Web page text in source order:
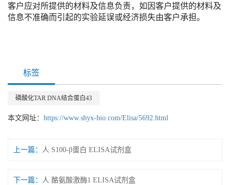
客户应对所提供的材料及信息负责，如因客户提供的材料及
信息不准确而引起的实验延误或经济损失由客户承担。
标签
磷酸化TAR DNA结合蛋白43
本文网址： https://www.shyx-bio.com/Elisa/5692.html
上一篇： 人 S100-β蛋白 ELISA试剂盒
下一篇： 人 酪氨酸激酶1 ELISA试剂盒